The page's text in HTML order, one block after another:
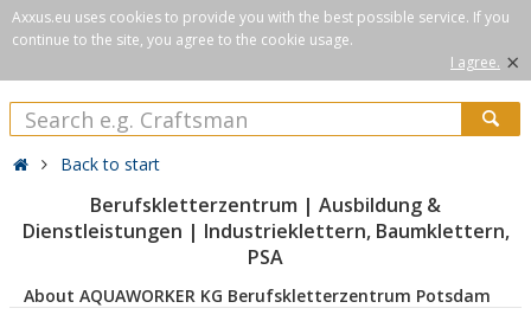
Axxus.eu uses cookies to provide you with the best possible service. If you
continue to the site, you agree to the cookie usage.
I agree. ×
Back to start
Berufskletterzentrum | Ausbildung &
Dienstleistungen | Industrieklettern, Baumklettern,
PSA
About AQUAWORKER KG Berufskletterzentrum Potsdam